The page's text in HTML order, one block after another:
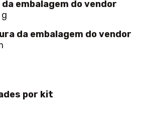
da embalagem do vendor
da embalagem do vendor
por kit